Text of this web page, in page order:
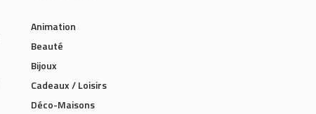
Animation
Beauté
Bijoux
Cadeaux / Loisirs
Déco-Maisons